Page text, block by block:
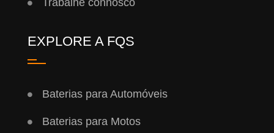
Trabalhe connosco
EXPLORE A FQS
Baterias para Automóveis
Baterias para Motos